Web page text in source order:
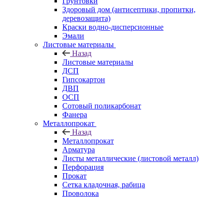
Здоровый дом (антисептики, пропитки,
деревозащита)
Краски водно-дисперсионные
Эмали
Листовые материалы
Назад
Листовые материалы
ДСП
Гипсокартон
ДВП
ОСП
Сотовый поликарбонат
Фанера
Металлопрокат
Назад
Металлопрокат
Арматура
Листы металлические (листовой металл)
Перфорация
Прокат
Сетка кладочная, рабица
Проволока